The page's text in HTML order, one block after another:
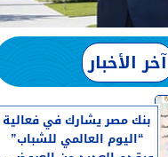
آخر الأخبار
بنك مصر يشارك في فعالية
“اليوم العالمي للشباب”